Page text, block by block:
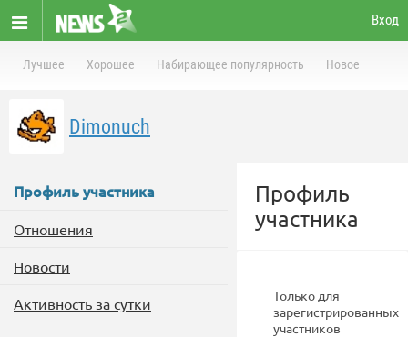
Вход
Лучшее Хорошее Набирающее популярность Новое
Dimonuch
Профиль участника
Отношения
Новости
Активность за сутки
Профиль
участника
Только для
зарегистрированных
участников